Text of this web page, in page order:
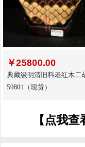
￥25800.00
典藏级明清旧料老红木二
59801（现货）
【点我